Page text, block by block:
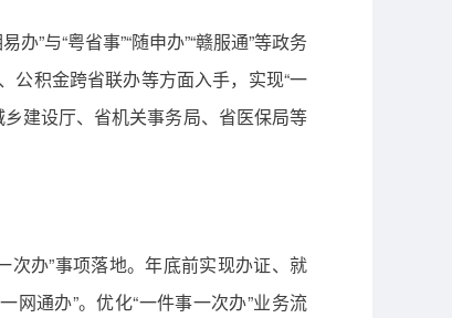
”与“粤省事”“随申办”“赣服通”等政务
公积金跨省联办等方面入手，实现“一
建设厅、省机关事务局、省医保局等
次办”事项落地。年底前实现办证、就
网通办”。优化“一件事一次办”业务流